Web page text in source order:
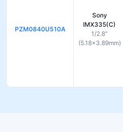
PZM0840U510A
Sony
IMX335(C)
1/2.8"
(5.18×3.89mm)